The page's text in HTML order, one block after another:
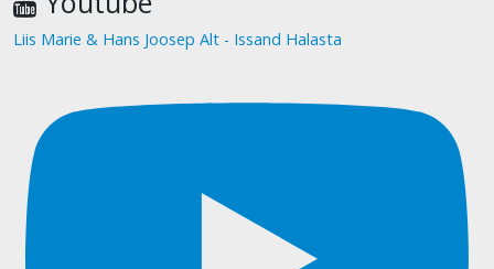
Liis Marie & Hans Joosep Alt - Issand Halasta